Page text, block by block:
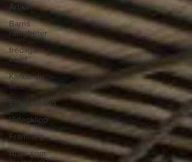
Artikel
Barns
rättigheter
fredligare
värld
Kände du
till....
Erbjudanden
Videoklipp
Framsteg
Arter som